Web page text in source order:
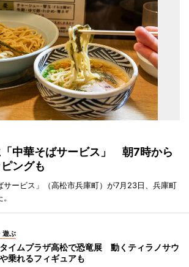
中華そばサービス」 朝7時から
ングも
サービス」（高松市兵庫町）が7月23日、兵庫町
遊ぶ
イムプラザ高松で恐竜展 動くティラノサウ
乗れるフィギュアも